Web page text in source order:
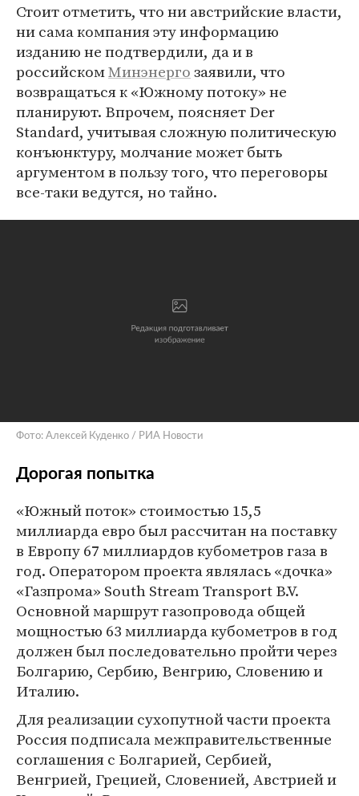
Стоит отметить, что ни австрийские власти,
ни сама компания эту информацию
изданию не подтвердили, да и в
российскомМинэнергозаявили, что
возвращаться к «Южному потоку» не
планируют. Впрочем, поясняет Der
Standard, учитывая сложную политическую
конъюнктуру, молчание может быть
аргументом в пользу того, что переговоры
все-таки ведутся, но тайно.
Фото: Алексей Куденко / РИА Новости
Дорогая попытка
«Южный поток» стоимостью 15,5
миллиарда евро был рассчитан на поставку
в Европу 67 миллиардов кубометров газа в
год. Оператором проекта являлась «дочка»
«Газпрома» South Stream Transport B.V.
Основной маршрут газопровода общей
мощностью 63 миллиарда кубометров в год
должен был последовательно пройти через
Болгарию, Сербию, Венгрию, Словению и
Италию.
Для реализации сухопутной части проекта
Россия подписала межправительственные
соглашения с Болгарией, Сербией,
Венгрией, Грецией, Словенией, Австрией и